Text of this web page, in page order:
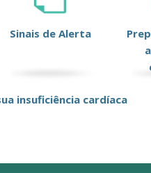
Sinais de Alerta
insuficiência cardíaca